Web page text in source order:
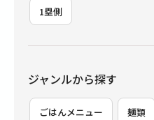
1塁側
ジャンルから探す
ごはんメニュー 麺類